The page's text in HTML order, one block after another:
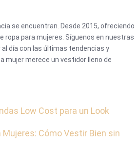
se encuentran. Desde 2015, ofreciendo
ropa para mujeres. Síguenos en nuestras
día con las últimas tendencias y
mujer merece un vestidor lleno de
Low Cost para un Look
Cómo Vestir Bien sin